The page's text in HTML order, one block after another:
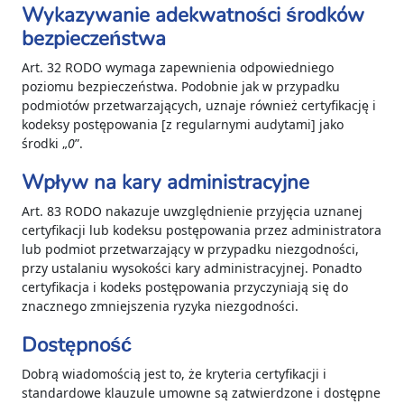
Wykazywanie adekwatności środków
bezpieczeństwa
Art. 32 RODO wymaga zapewnienia odpowiedniego
poziomu bezpieczeństwa. Podobnie jak w przypadku
podmiotów przetwarzających, uznaje również certyfikację i
kodeksy postępowania [z regularnymi audytami] jako
środki „0”.
Wpływ na kary administracyjne
Art. 83 RODO nakazuje uwzględnienie przyjęcia uznanej
certyfikacji lub kodeksu postępowania przez administratora
lub podmiot przetwarzający w przypadku niezgodności,
przy ustalaniu wysokości kary administracyjnej. Ponadto
certyfikacja i kodeks postępowania przyczyniają się do
znacznego zmniejszenia ryzyka niezgodności.
Dostępność
Dobrą wiadomością jest to, że kryteria certyfikacji i
standardowe klauzule umowne są zatwierdzone i dostępne